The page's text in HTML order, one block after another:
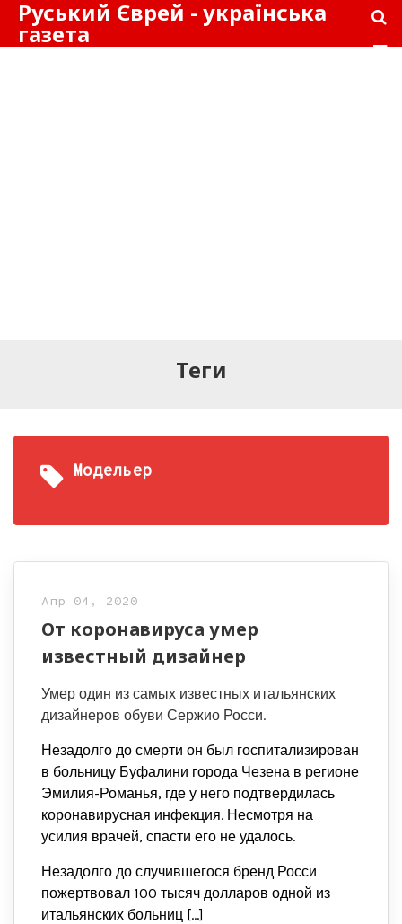
Руський Єврей - українська
газета
Теги
Модельер
Апр 04, 2020
От коронавируса умер
известный дизайнер
Умер один из самых известных итальянских
дизайнеров обуви Сержио Росси.
Незадолго до смерти он был госпитализирован
в больницу Буфалини города Чезена в регионе
Эмилия-Романья, где у него подтвердилась
коронавирусная инфекция. Несмотря на
усилия врачей, спасти его не удалось.
Незадолго до случившегося бренд Росси
пожертвовал 100 тысяч долларов одной из
итальянских больниц […]